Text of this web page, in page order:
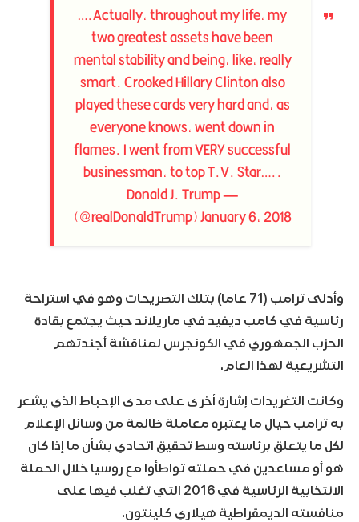
….Actually, throughout my life, my
two greatest assets have been
mental stability and being, like, really
smart. Crooked Hillary Clinton also
played these cards very hard and, as
everyone knows, went down in
flames. I went from VERY successful
businessman, to top T.V. Star…..
— Donald J. Trump
(@realDonaldTrump)January 6, 2018
وأدلى ترامب (71 عاما) بتلك التصريحات وهو في استراحة
رئاسية في كامب ديفيد في ماريلاند حيث يجتمع بقادة
الحزب الجمهوري في الكونجرس لمناقشة أجندتهم
التشريعية لهذا العام.
وكانت التغريدات إشارة أخرى على مدى الإحباط الذي يشعر
به ترامب حيال ما يعتبره معاملة ظالمة من وسائل الإعلام
لكل ما يتعلق برئاسته وسط تحقيق اتحادي بشأن ما إذا كان
هو أو مساعدين في حملته تواطأوا مع روسيا خلال الحملة
الانتخابية الرئاسية في 2016 التي تغلب فيها على
منافسته الديمقراطية هيلاري كلينتون.